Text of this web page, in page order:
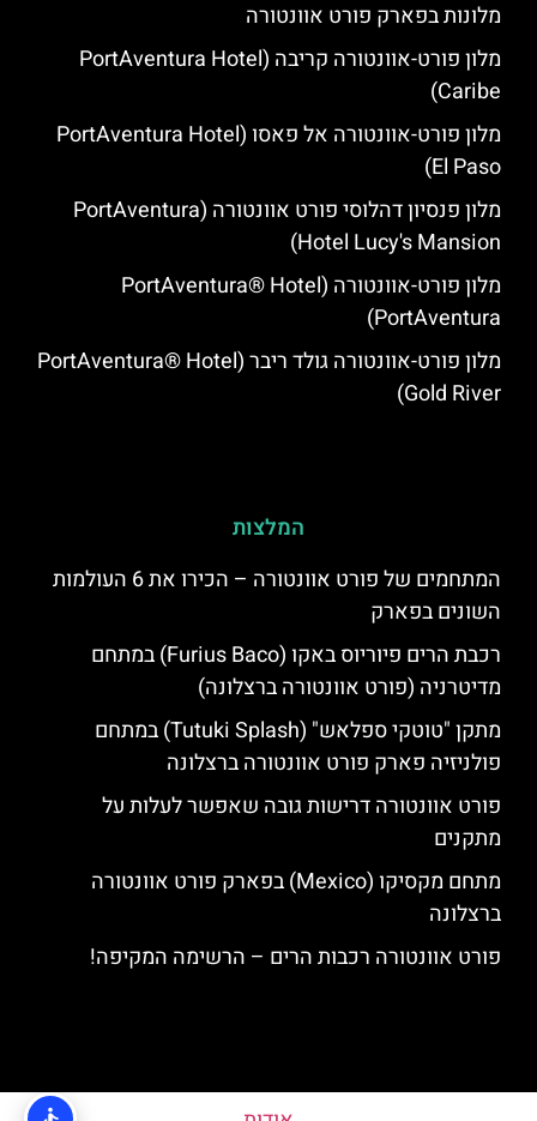
מלונות בפארק פורט אוונטורה
מלון פורט-אוונטורה קריבה (PortAventura Hotel
Caribe)
מלון פורט-אוונטורה אל פאסו (PortAventura Hotel
El Paso)
מלון פנסיון דהלוסי פורט אוונטורה (PortAventura
Hotel Lucy's Mansion‬)
מלון פורט-אוונטורה (PortAventura® Hotel
PortAventura)
מלון פורט-אוונטורה גולד ריבר (PortAventura® Hotel
Gold River)
המלצות
המתחמים של פורט אוונטורה – הכירו את 6 העולמות
השונים בפארק
רכבת הרים פיוריוס באקו (Furius Baco) במתחם
מדיטרניה (פורט אוונטורה ברצלונה)
מתקן "טוטקי ספלאש" (Tutuki Splash) במתחם
פולניזיה פארק פורט אוונטורה ברצלונה
פורט אוונטורה דרישות גובה שאפשר לעלות על
מתקנים
מתחם מקסיקו (Mexico) בפארק פורט אוונטורה
ברצלונה
פורט אוונטורה רכבות הרים – הרשימה המקיפה!